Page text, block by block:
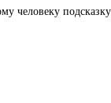
человеку подсказку